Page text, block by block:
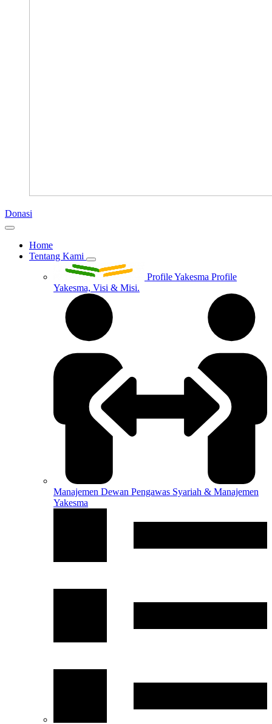
Donasi
Home
Tentang Kami
Profile Yakesma Profile
Yakesma, Visi & Misi.
Manajemen Dewan Pengawas Syariah & Manajemen
Yakesma